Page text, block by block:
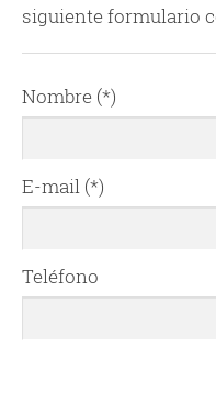
siguiente formulario
Nombre (*)
E-mail (*)
Teléfono